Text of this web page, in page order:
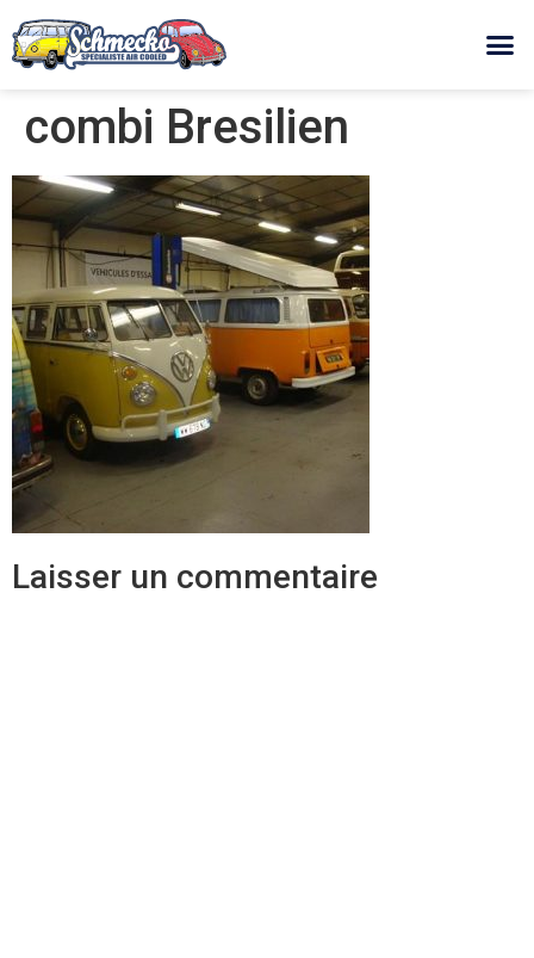
combi Bresilien
Laisser un commentaire